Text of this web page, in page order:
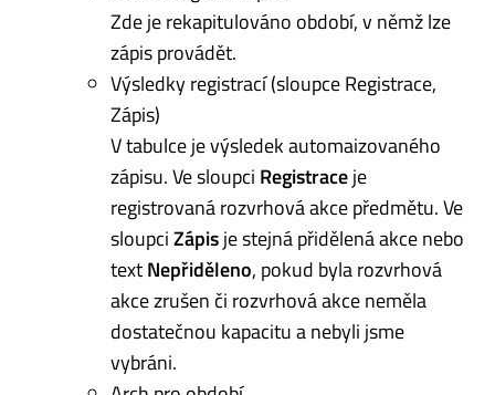
Zde je rekapitulováno období, v němž lze
zápis provádět.
Výsledky registrací (sloupce Registrace,
Zápis)
V tabulce je výsledek automaizovaného
zápisu. Ve sloupci Registraceje
registrovaná rozvrhová akce předmětu. Ve
sloupciZápisje stejná přidělená akce nebo
textNepřiděleno, pokud byla rozvrhová
akce zrušen či rozvrhová akce neměla
dostatečnou kapacitu a nebyli jsme
vybráni.